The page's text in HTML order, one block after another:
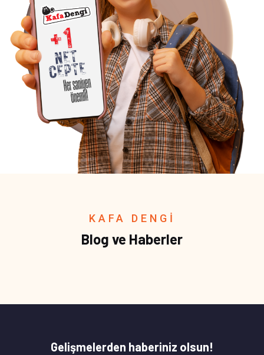
KAFA DENGİ
Blog ve Haberler
Gelişmelerden haberiniz olsun!